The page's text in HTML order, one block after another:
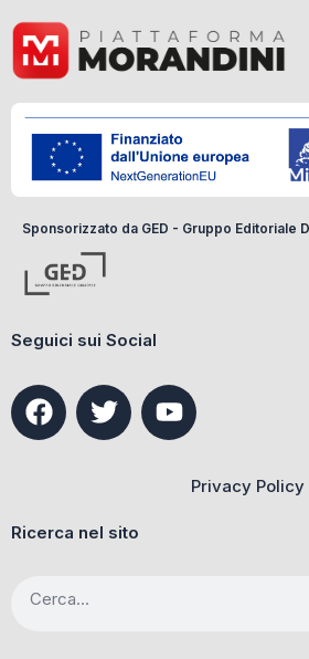
Sponsorizzato da GED - Gruppo Editoriale
Seguici sui Social
F
a
o
k
T
w
e
Y
o
Privacy Policy
Ricerca nel sito